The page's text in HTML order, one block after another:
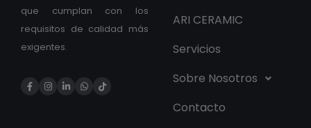
que cumplan con los
requisitos de calidad más
exigentes.
ARI CERAMIC
Servicios
Sobre Nosotros
Contacto